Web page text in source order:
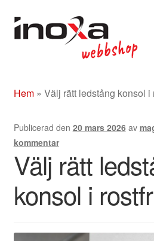
Hoppa
till
Hoppa
till
Om
Beslag rostfritt/mässing/svart
Entrétak
Glasdörrar
Hem» Välj rätt ledstång konsol i
Publicerad den 20 mars 2026 av
kommentar
Välj rätt
konsol i